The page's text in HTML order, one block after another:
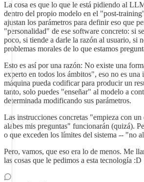
La cosa es que lo que le está pidiendo al
dentro del propio modelo en el "post-
ajustan los parámetros para definir eso que
"personalidad" de ese software concreto: si
poco, si tiende a darle la razón al usuario, si
problemas morales de lo que estamos
Esto es así por una razón: No existe una
experto en todos los ámbitos", eso no es una
máquina pueda codificar para producir un
tanto, solo puedes "enseñar" al modelo a
determinada modificando sus parámetros.
Las instrucciones concretas "empieza con
alabes mis preguntas" funcionarán (quizá).
o que exceden los límites del sistema -- "no
Pero, vamos, que eso era lo de menos. Me
las cosas que le pedimos a esta tecnología :D